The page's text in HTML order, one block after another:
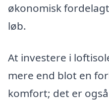
økonomisk
løb.
At investere i
mere end blot en
komfort; det er